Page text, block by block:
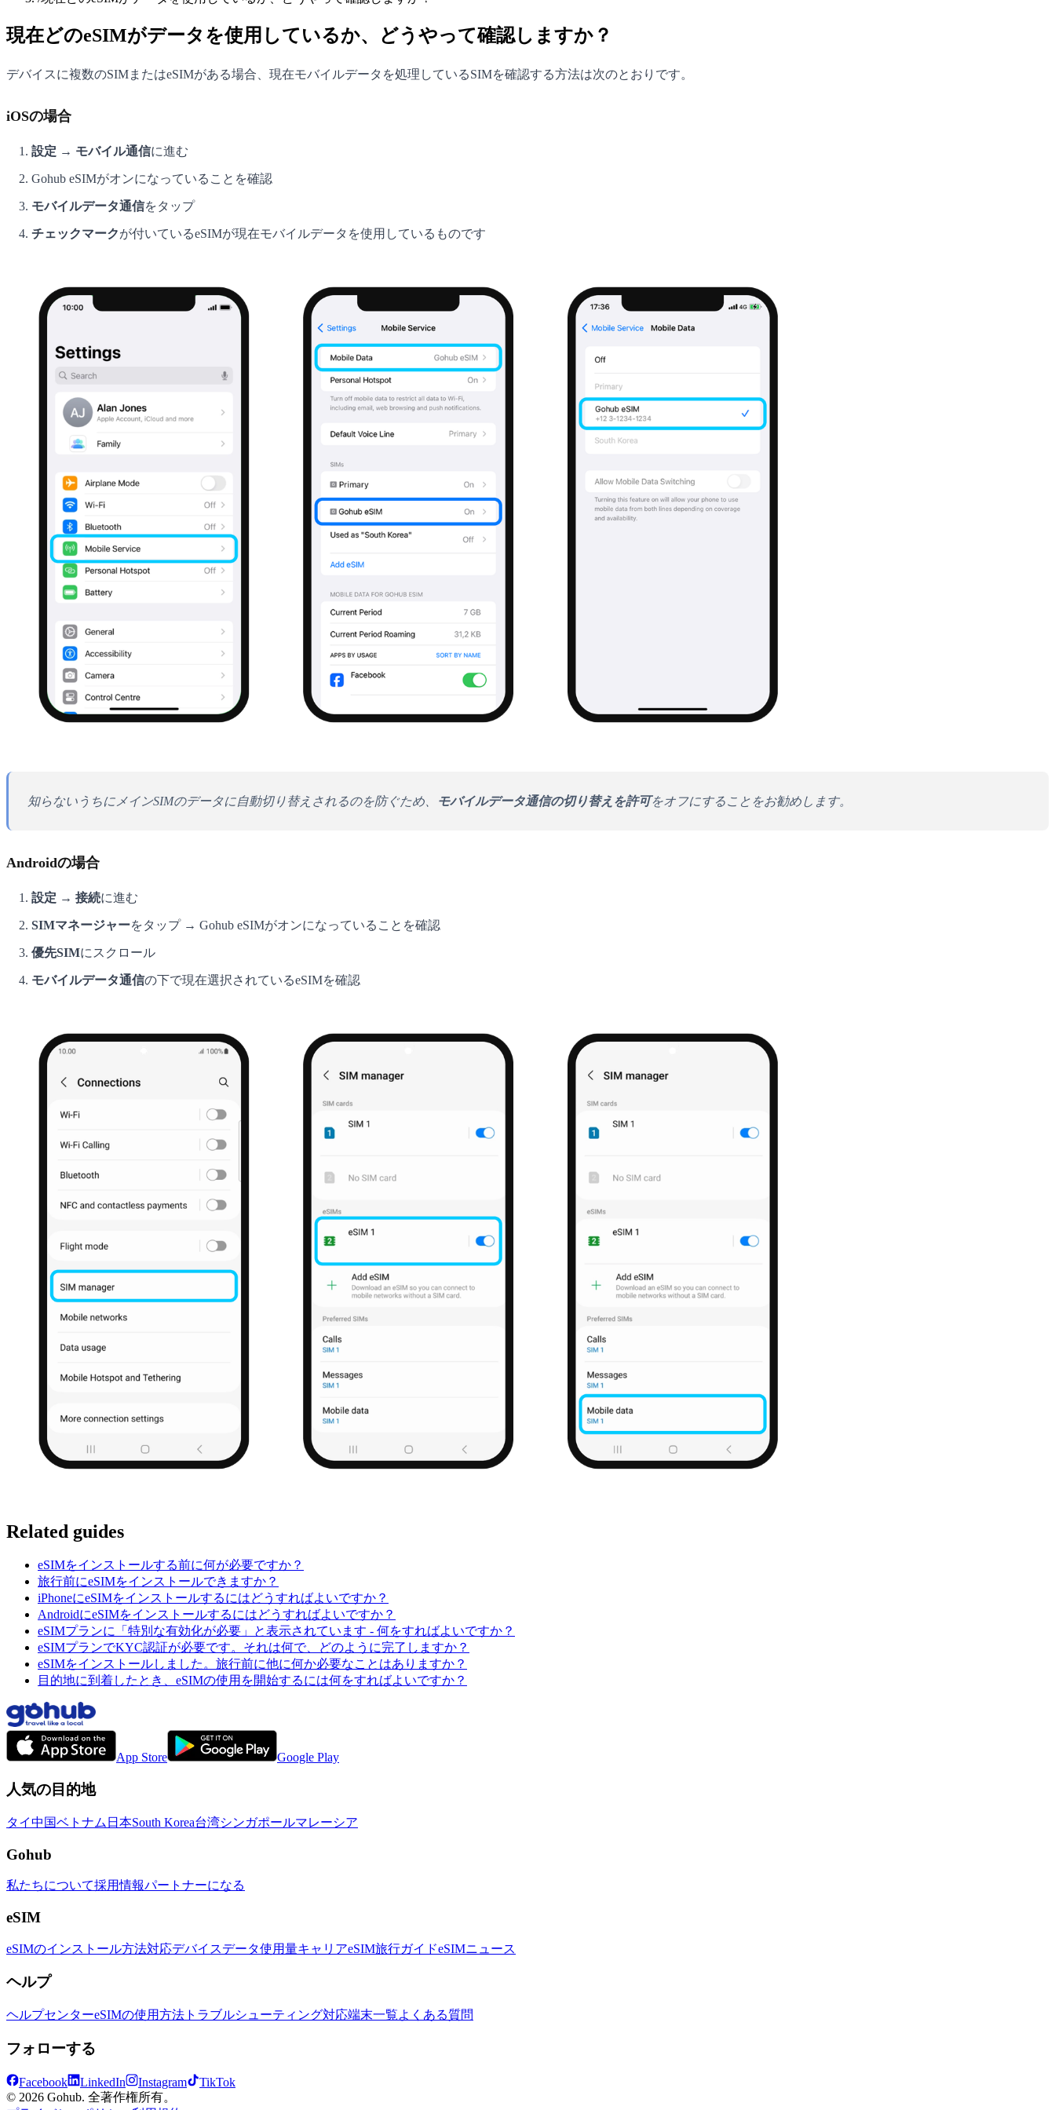
現在どのeSIMがデータを使用しているか、どうやって確認しますか？
デバイスに複数のSIMまたはeSIMがある場合、現在モバイルデータを処理しているSIMを確認する方法は次のとおりです。
iOSの場合
設定 → モバイル通信に進む
Gohub eSIMがオンになっていることを確認
モバイルデータ通信をタップ
チェックマークが付いているeSIMが現在モバイルデータを使用しているものです
知らないうちにメインSIMのデータに自動切り替えされるのを防ぐため、 モバイルデータ通信の切り替えを許可をオフにすることをお勧めします。
Androidの場合
設定 → 接続に進む
SIMマネージャーをタップ → Gohub eSIMがオンになっていることを確認
優先SIMにスクロール
モバイルデータ通信の下で現在選択されているeSIMを確認
Related guides
eSIMをインストールする前に何が必要ですか？
旅行前にeSIMをインストールできますか？
iPhoneにeSIMをインストールするにはどうすればよいですか？
AndroidにeSIMをインストールするにはどうすればよいですか？
eSIMプランに「特別な有効化が必要」と表示されています - 何をすればよいですか？
eSIMプランでKYC認証が必要です。それは何で、どのように完了しますか？
eSIMをインストールしました。旅行前に他に何か必要なことはありますか？
目的地に到着したとき、eSIMの使用を開始するには何をすればよいですか？
App Store Google Play
人気の目的地
タイ中国ベトナム 日本South Korea台湾シンガポールマレーシア
Gohub
私たちについて採用情報パートナーになる
eSIM
eSIMのインストール方法対応デバイスデータ使用量キャリアeSIM旅行ガイドeSIMニュース
ヘルプ
ヘルプセンターeSIMの使用方法 トラブルシューティング対応端末一覧よくある質問
フォローする
Facebook LinkedIn Instagram
TikTok
© 2026 Gohub. 全著作権所有。